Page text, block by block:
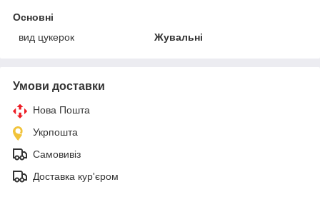
Основні
вид цукерок
Жувальні
Умови доставки
Нова Пошта
Укрпошта
Самовивіз
Доставка кур'єром